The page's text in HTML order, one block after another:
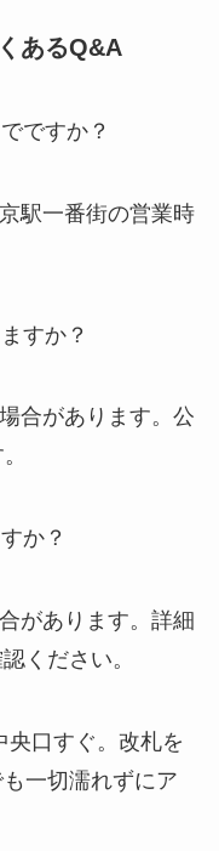
あるQ&A
ですか？
駅一番街の営業時
すか？
合があります。公
か？
があります。詳細
ください。
央口すぐ。改札を
一切濡れずにア